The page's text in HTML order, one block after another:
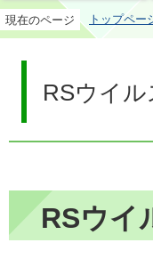
現在のページ トップペー
RSウイ
RSウイ